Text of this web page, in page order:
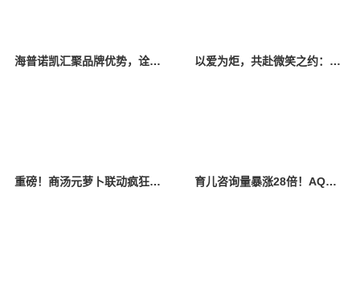
海普诺凯汇聚品牌优势，诠释“尽兴育儿”亲子成长体验 以爱为炬，共赴微笑之约：与多方力量同行，a2让守护不止于盛夏
重磅！商汤元萝卜联动疯狂动物城发布朱迪系列新品 育儿咨询量暴涨28倍！AQ呼吁：爱孩子更要关爱母亲